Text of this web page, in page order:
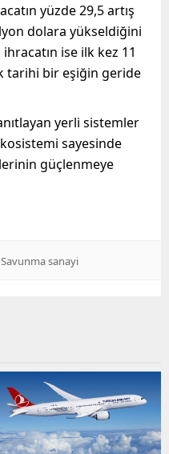
yüzde 29,5 artış
dolara yükseldiğini
ise ilk kez 11
tarihi bir eşiğin geride
yerli sistemler
sayesinde
güçlenmeye
Savunma sanayi